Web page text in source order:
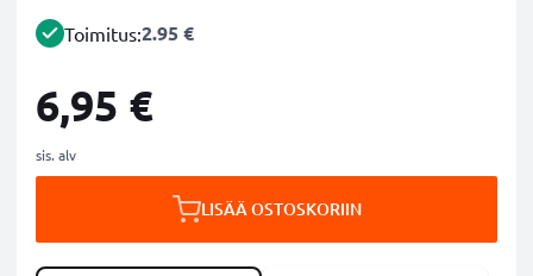
Toimitus:2.95 €
6,95 €
sis. alv
LISÄÄ OSTOSKORIIN